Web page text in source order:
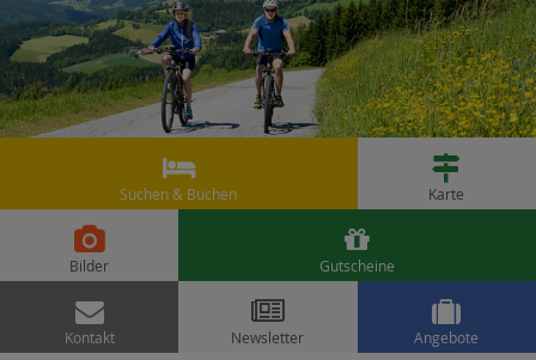

Suchen & Buchen

Karte

Bilder

Gutscheine

Kontakt

Newsletter

Angebote